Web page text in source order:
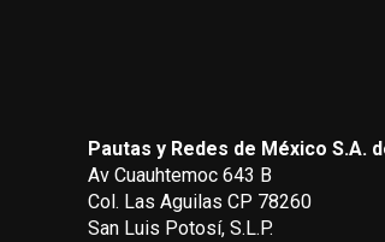
Pautas y Redes de México S.A.
Av Cuauhtemoc 643 B
Col. Las Aguilas CP 78260
San Luis Potosí, S.L.P.